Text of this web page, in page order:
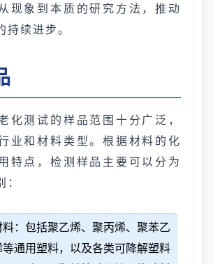
现象到本质的研究方法，推动
续进步。
化测试的样品范围十分广泛，
业和材料类型。根据材料的化
特点，检测样品主要可以分为
：包括聚乙烯、聚丙烯、聚苯乙
通用塑料，以及各类可降解塑料